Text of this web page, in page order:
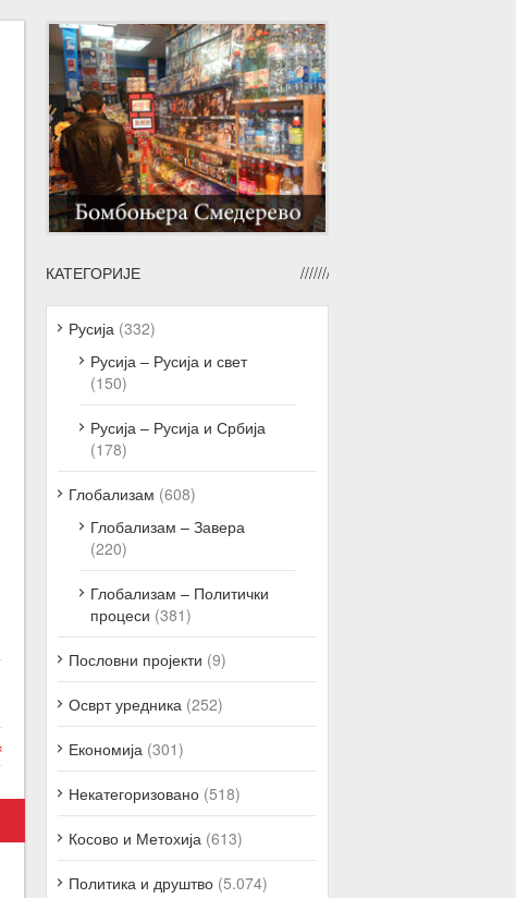
КАТЕГОРИЈЕ
Русија (332)
Русија – Русија и свет
(150)
Русија – Русија и Србија
(178)
Глобализам (608)
Глобализам – Завера
(220)
Глобализам – Политички
процеси (381)
Пословни пројекти (9)
Осврт уредника (252)
Економија (301)
Некатегоризовано (518)
Косово и Метохија (613)
Политика и друштво (5.074)